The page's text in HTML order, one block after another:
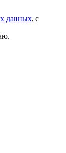
данных, с